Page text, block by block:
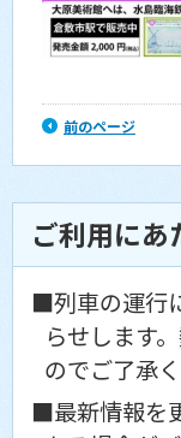
前のページ
ご利用にあ
■列車の運行
らせします
のでご了承く
■最新情報を